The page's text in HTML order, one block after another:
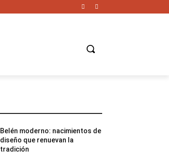
Belén moderno: nacimientos de
diseño que renuevan la
tradición